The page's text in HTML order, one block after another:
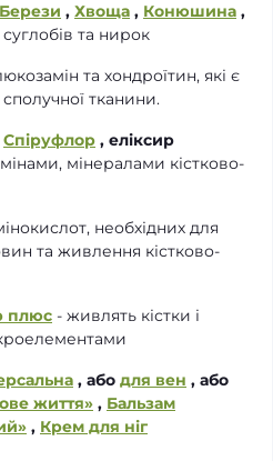
Берези , Хвоща , Конюшина ,
та нирок
та хондроїтин, які є
тканини.
Спіруфлор , еліксир
мінералами кістково-
необхідних для
та живлення кістково-
плюс - живлять кістки і
, або для вен , або
життя» , Бальзам
, Крем для ніг